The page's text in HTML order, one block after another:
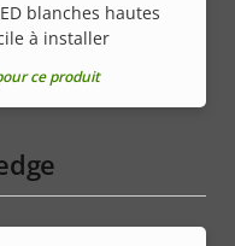
blanches hautes
à installer
ce produit